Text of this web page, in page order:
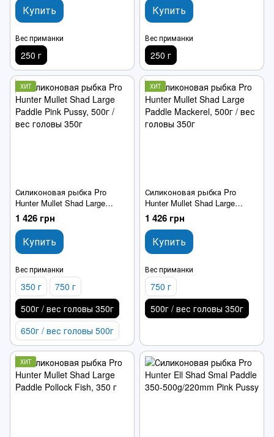
Купить
Вес приманки
250 г
Купить
Вес приманки
250 г
ХИТ
Силиконовая рыбка Pro
Hunter Mullet Shad Large
Paddle Pink Pussy
1 426 грн
Купить
Вес приманки
350 г
750 г
500г / вес головы 350г
650г / вес головы 500г
ХИТ
Силиконовая рыбка Pro
Hunter Mullet Shad Large
Paddle Mackerel
1 426 грн
Купить
Вес приманки
750 г
500г / вес головы 350г
ХИТ